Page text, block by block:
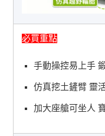
必買重點
手動操控易上手
仿真挖土鏟臂 靈
加大座艙可坐人